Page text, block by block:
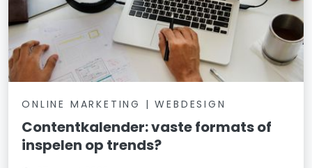
ONLINE MARKETING | WEBDESIGN
Contentkalender: vaste formats of
inspelen op trends?